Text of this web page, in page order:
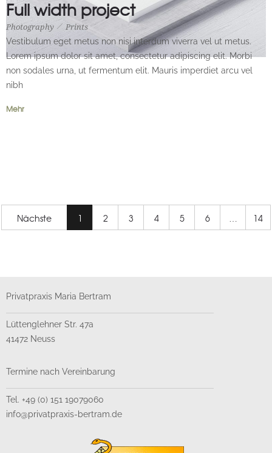
Photography Prints
Full width project
Photography Prints
Vestibulum eget metus non nisi interdum viverra vel ut metus.
Lorem ipsum dolor sit amet, consectetur adipiscing elit. Morbi
non sodales urna, ut fermentum elit. Mauris imperdiet arcu vel
nibh
Mehr
Nächste 1 2 3 4 5 6 14
Privatpraxis Maria Bertram
Lüttenglehner Str. 47a
41472 Neuss
Termine nach Vereinbarung
Tel. +49 (0) 151 19079060
info@privatpraxis-bertram.de